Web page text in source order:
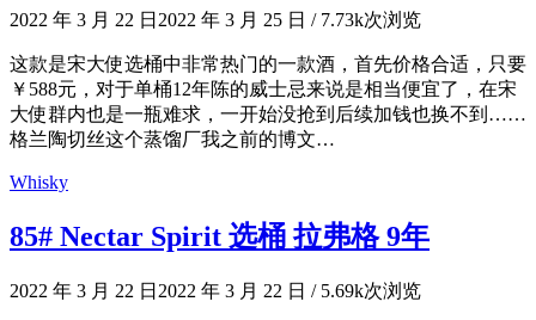
2022 年 3 月 22 日 2022 年 3 月 25 日 /7.73k次浏览
这款是宋大使选桶中非常热门的一款酒，首先价格合适，只要
￥588元，对于单桶12年陈的威士忌来说是相当便宜了，在宋
大使群内也是一瓶难求，一开始没抢到后续加钱也换不到……
格兰陶切丝这个蒸馏厂我之前的博文…
Whisky
85# Nectar Spirit 选桶 拉弗格 9年
2022 年 3 月 22 日 2022 年 3 月 22 日 /5.69k次浏览